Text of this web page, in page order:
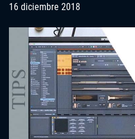
16 diciembre 2018